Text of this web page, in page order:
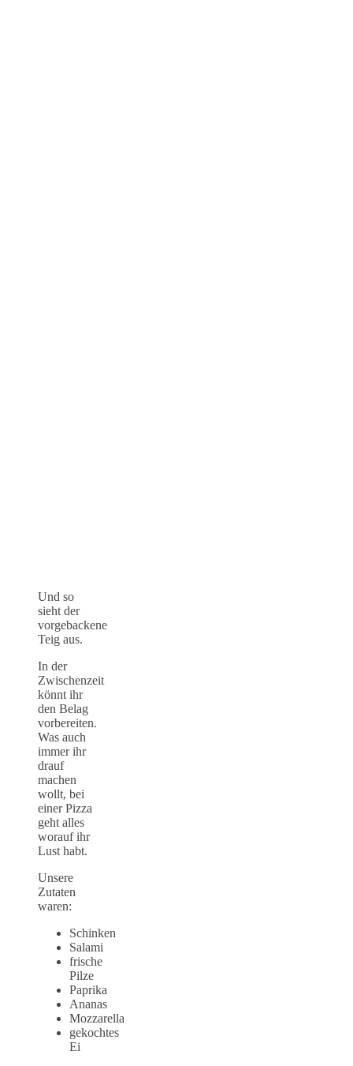
Und so
sieht der
vorgebackene
Teig aus.
In der
Zwischenzeit
könnt ihr
den Belag
vorbereiten.
Was auch
immer ihr
drauf
machen
wollt, bei
einer Pizza
geht alles
worauf ihr
Lust habt.
Unsere
Zutaten
waren:
Schinken
Salami
frische
Pilze
Paprika
Ananas
Mozzarella
gekochtes
Ei